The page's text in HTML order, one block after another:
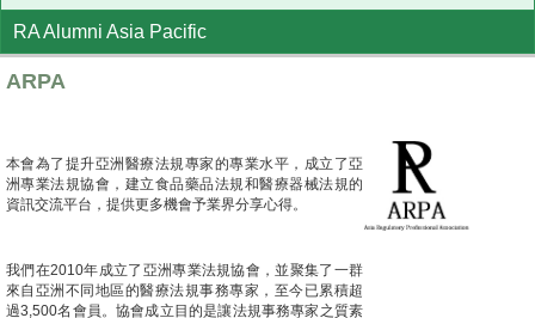
RA Alumni Asia Pacific
ARPA
本會為了提升亞洲醫療法規專家的專業水平，成立了亞
洲專業法規協會，建立食品藥品法規和醫療器械法規的
資訊交流平台，提供更多機會予業界分享心得。
我們在2010年成立了亞洲專業法規協會，並聚集了一群
來自亞洲不同地區的醫療法規事務專家，至今已累積超
過3,500名會員。協會成立目的是讓法規事務專家之質素